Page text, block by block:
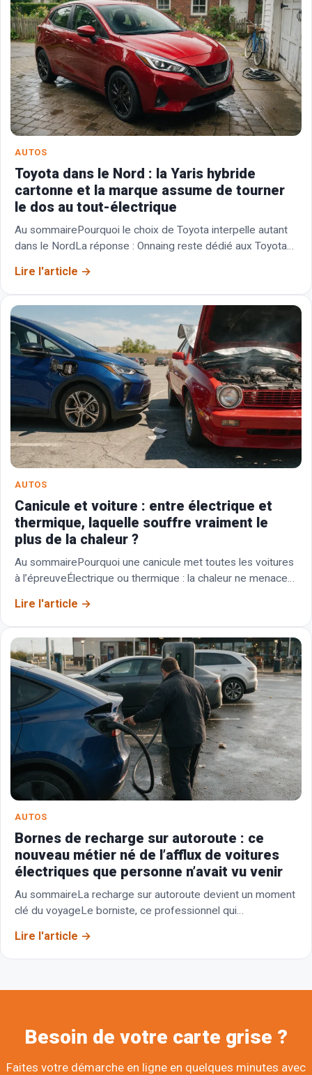
AUTOS
Toyota dans le Nord : la Yaris hybride
cartonne et la marque assume de tourner
le dos au tout-électrique
Au sommairePourquoi le choix de Toyota interpelle autant
dans le NordLa réponse : Onnaing reste dédié aux Toyota
Lire l'article
AUTOS
Canicule et voiture : entre électrique et
thermique, laquelle souffre vraiment le
plus de la chaleur ?
Au sommairePourquoi une canicule met toutes les voitures
à l’épreuveÉlectrique ou thermique : la chaleur ne menace
Lire l'article
AUTOS
Bornes de recharge sur autoroute : ce
nouveau métier né de l’afflux de voitures
électriques que personne n’avait vu venir
Au sommaireLa recharge sur autoroute devient un moment
clé du voyageLe borniste, ce professionnel qui
déroule une recharge avec…
Lire l'article
Besoin de votre carte grise ?
Faites votre démarche en ligne en quelques minutes avec